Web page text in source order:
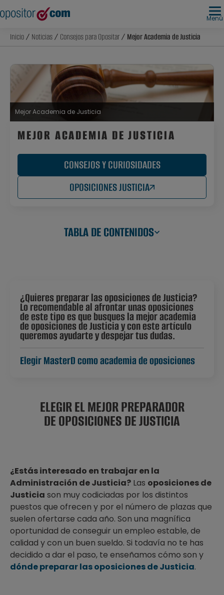
Menú
Inicio/ Noticias/ Consejos para Opositar/ Mejor Academia de Justicia
Mejor Academia de Justicia
MEJOR ACADEMIA DE JUSTICIA
CONSEJOS Y CURIOSIDADES
OPOSICIONES JUSTICIA
TABLA DE CONTENIDOS
¿Quieres preparar las oposiciones de Justicia?
Lo recomendable al afrontar unas oposiciones
de este tipo es que busques la mejor academia
de oposiciones de Justicia y con este artículo
queremos ayudarte y despejar tus dudas.
Elegir MasterD como academia de oposiciones
ELEGIR EL MEJOR PREPARADOR
DE OPOSICIONES DE JUSTICIA
¿Estás interesado en trabajar en la
Administración de Justicia? Las oposiciones de
Justicia son muy codiciadas por los distintos
puestos que ofrecen y por el número de plazas que
suelen ofertarse cada año. Son una magnífica
oportunidad de conseguir un empleo estable, de
calidad y con un buen sueldo. Si todavía no te has
decidido a dar el paso, te enseñamos cómo son y
dónde preparar las oposiciones de Justicia.